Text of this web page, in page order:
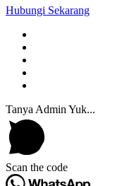
Hubungi Sekarang
Tanya Admin Yuk...
Scan the code